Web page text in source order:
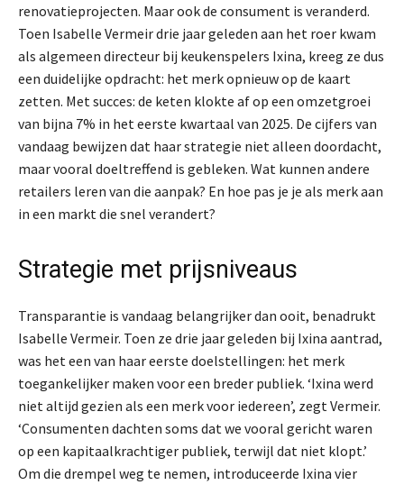
renovatieprojecten. Maar ook de consument is veranderd.
Toen Isabelle Vermeir drie jaar geleden aan het roer kwam
als algemeen directeur bij keukenspelers Ixina, kreeg ze dus
een duidelijke opdracht: het merk opnieuw op de kaart
zetten. Met succes: de keten klokte af op een omzetgroei
van bijna 7% in het eerste kwartaal van 2025. De cijfers van
vandaag bewijzen dat haar strategie niet alleen doordacht,
maar vooral doeltreffend is gebleken. Wat kunnen andere
retailers leren van die aanpak? En hoe pas je je als merk aan
in een markt die snel verandert?
Strategie met prijsniveaus
Transparantie is vandaag belangrijker dan ooit, benadrukt
Isabelle Vermeir. Toen ze drie jaar geleden bij Ixina aantrad,
was het een van haar eerste doelstellingen: het merk
toegankelijker maken voor een breder publiek. ‘Ixina werd
niet altijd gezien als een merk voor iedereen’, zegt Vermeir.
‘Consumenten dachten soms dat we vooral gericht waren
op een kapitaalkrachtiger publiek, terwijl dat niet klopt.’
Om die drempel weg te nemen, introduceerde Ixina vier